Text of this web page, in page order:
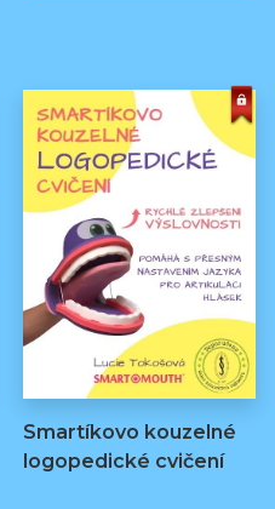
Smartíkovo kouzelné
logopedické cvičení